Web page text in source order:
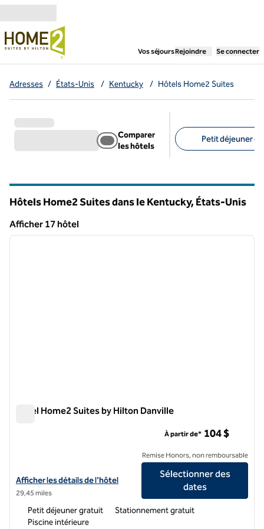
Aller directement au contenu
Vos séjours,ouvre un nouvel
Rejoindre Se connecter
Adresses / États-Unis / Kentucky / Hôtels Home2 Suites
Comparer
les hôtels
Petit déjeuner
Hôtels Home2 Suites dans le Kentucky, États-Unis
Afficher 17 hôtel
Afficher 17 hôtel
1 sur 12
Hôtel Home2 Suites by Hilton Danville
Afficher les détails de l'hôtel Home2 Suites by Hilton Danville
Afficher les détails de l'hôtel
29,45 miles
À partir de* 104 $
Remise Honors, non remboursable
Sélectionner des
dates
Petit déjeuner gratuit
Stationnement gratuit
Piscine intérieure